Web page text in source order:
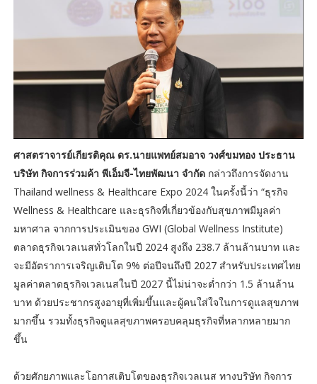
ศาสตราจารย์เกียรติคุณ ดร.นายแพทย์สมอาจ วงศ์ขมทอง ประธาน
บริษัท กิจการร่วมค้า พีเอ็มจี-ไทยพัฒนา จำกัดกล่าวถึงการจัดงาน
Thailand wellness & Healthcare Expo 2024 ในครั้งนี้ว่า “ธุรกิจ
Wellness & Healthcare และธุรกิจที่เกี่ยวข้องกับสุขภาพมีมูลค่า
มหาศาล จากการประเมินของ GWI (Global Wellness Institute)
ตลาดธุรกิจเวลเนสทั่วโลกในปี 2024 สูงถึง 238.7 ล้านล้านบาท และ
จะมีอัตราการเจริญเติบโต 9% ต่อปีจนถึงปี 2027 สำหรับประเทศไทย
มูลค่าตลาดธุรกิจเวลเนสในปี 2027 นี้ไม่น่าจะต่ำกว่า 1.5 ล้านล้าน
บาท ด้วยประชากรสูงอายุที่เพิ่มขึ้นและผู้คนใส่ใจในการดูแลสุขภาพ
มากขึ้น รวมทั้งธุรกิจดูแลสุขภาพครอบคลุมธุรกิจที่หลากหลายมาก
ขึ้น
ด้วยศักยภาพและโอกาสเติบโตของธุรกิจเวลเนส ทางบริษัท กิจการ